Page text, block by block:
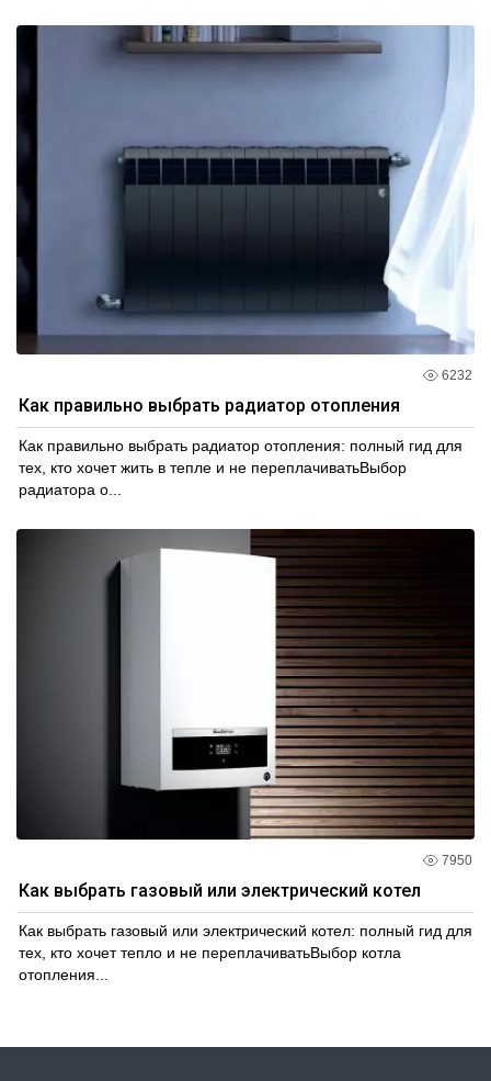
6232
Как правильно выбрать радиатор отопления
Как правильно выбрать радиатор отопления: полный гид для
тех, кто хочет жить в тепле и не переплачиватьВыбор
радиатора о...
7950
Как выбрать газовый или электрический котел
Как выбрать газовый или электрический котел: полный гид для
тех, кто хочет тепло и не переплачиватьВыбор котла
отопления...